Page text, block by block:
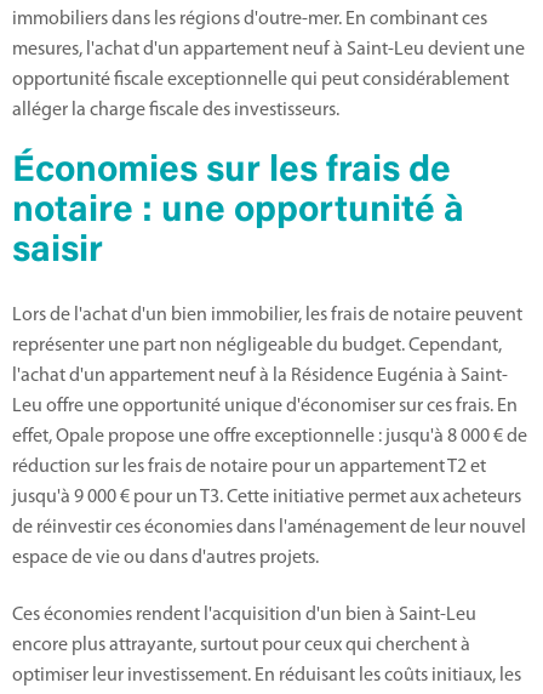
immobiliers dans les régions d'outre-mer. En combinant ces
mesures, l'achat d'un appartement neuf à Saint-Leu devient une
opportunité fiscale exceptionnelle qui peut considérablement
alléger la charge fiscale des investisseurs.
Économies sur les frais de
notaire : une opportunité à
saisir
Lors de l'achat d'un bien immobilier, les frais de notaire peuvent
représenter une part non négligeable du budget. Cependant,
l'achat d'un appartement neuf à la Résidence Eugénia à Saint-
Leu offre une opportunité unique d'économiser sur ces frais. En
effet, Opale propose une offre exceptionnelle : jusqu'à 8 000 € de
réduction sur les frais de notaire pour un appartement T2 et
jusqu'à 9 000 € pour un T3. Cette initiative permet aux acheteurs
de réinvestir ces économies dans l'aménagement de leur nouvel
espace de vie ou dans d'autres projets.
Ces économies rendent l'acquisition d'un bien à Saint-Leu
encore plus attrayante, surtout pour ceux qui cherchent à
optimiser leur investissement. En réduisant les coûts initiaux, les